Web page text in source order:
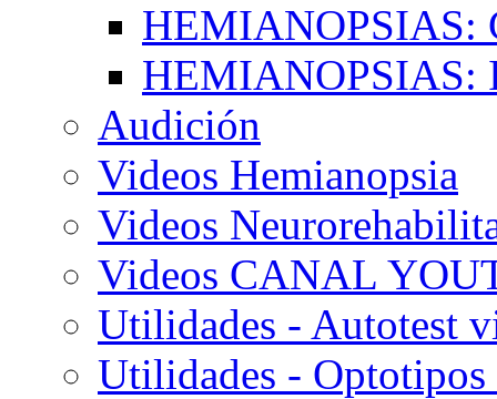
HEMIANOPSIAS:
HEMIANOPSIAS:
Audición
Videos Hemianopsia
Videos
Videos CANAL
Utilidades - Autotest
Utilidades -